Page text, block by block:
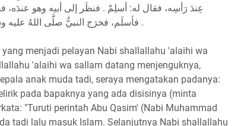
عِندَ رَأسِه، فقال له: أسلِمْ . فنظَر إلى أبيه وهو عندَه،
فأسلَم، فخرَج النبيُّ صلَّى اللهُ عليه وسلَّم وهو يقولُ: الحمدُ للهِ الذي أنقَذه من النارِ .
menjadi pelayan Nabi shallallahu 'alaihi wa
'alaihi wa sallam datang menjenguknya,
anak muda tadi, seraya mengatakan padanya:
pada bapaknya yang ada disisinya (minta
"Turuti perintah Abu Qasim' (Nabi Muhammad
tadi lalu masuk Islam. Selanjutnya Nabi shallallahu